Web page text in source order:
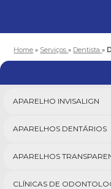
Home » Serviços» Dentista»
APARELHO INVISALIGN
APARELHOS DENTÁRIOS
APARELHOS
CLÍNICAS DE